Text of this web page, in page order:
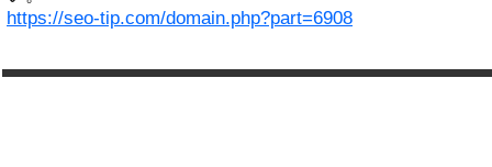
https://seo-tip.com/domain.php?part=6908